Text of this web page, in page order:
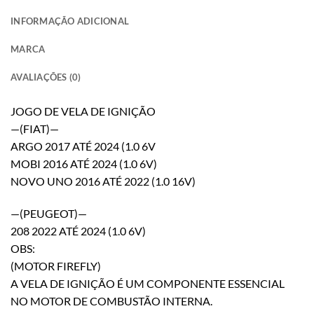
INFORMAÇÃO ADICIONAL
MARCA
AVALIAÇÕES (0)
JOGO DE VELA DE IGNIÇÃO
—(FIAT)—
ARGO 2017 ATÉ 2024 (1.0 6V
MOBI 2016 ATÉ 2024 (1.0 6V)
NOVO UNO 2016 ATÉ 2022 (1.0 16V)
—(PEUGEOT)—
208 2022 ATÉ 2024 (1.0 6V)
OBS:
(MOTOR FIREFLY)
A VELA DE IGNIÇÃO É UM COMPONENTE ESSENCIAL
NO MOTOR DE COMBUSTÃO INTERNA.